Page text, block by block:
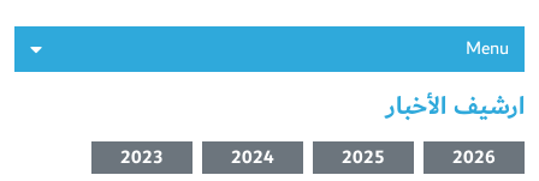
Menu
ارشيف الأخبار
2026
2025
2024
2023